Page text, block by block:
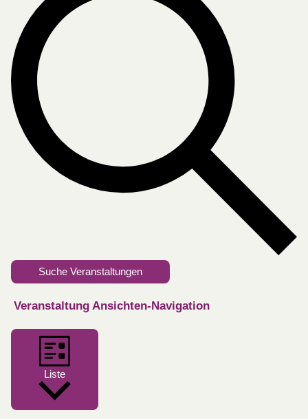
Suche Veranstaltungen
Veranstaltung Ansichten-Navigation
Liste